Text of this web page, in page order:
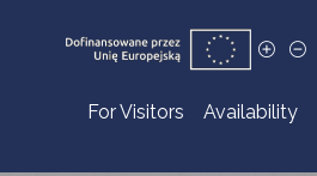
For Visitors Availability